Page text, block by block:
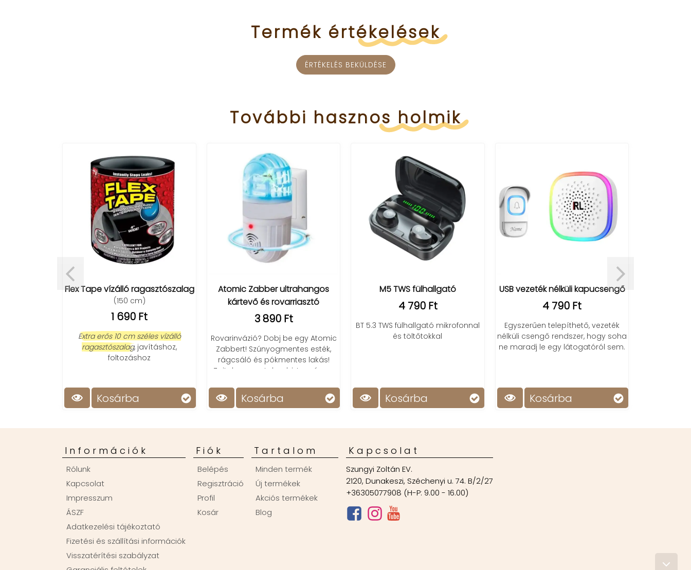
Termék értékelések
ÉRTÉKELÉS BEKÜLDÉSE
További hasznos holmik
Flex Tape vízálló ragasztószalag
(150 cm)
1 690 Ft
Extra erős 10 cm széles vízálló
ragasztószalag, javításhoz,
foltozáshoz
Kosárba
Atomic Zabber ultrahangos
kártevő és rovarriasztó
3 890 Ft
Rovarinvázió? Dobj be egy Atomic
Zabbert! Szúnyogmentes esték,
rágcsáló és pókmentes lakás!
️‍Zajtalan, szagtalan, biztonságos,
Kosárba
M5 TWS fülhallgató
4 790 Ft
BT 5.3 TWS fülhallgató mikrofonnal
és töltőtokkal
Kosárba
USB vezeték nélküli kapucsengő
4 790 Ft
Egyszerűen telepíthető, vezeték
nélküli csengő rendszer, hogy soha
ne maradj le egy látogatóról sem.
Kosárba
Információk
Rólunk
Kapcsolat
Impresszum
ÁSZF
Adatkezelési tájékoztató
Fizetési és szállítási információk
Visszatérítési szabályzat
Fiók
Belépés
Regisztráció
Profil
Kosár
Tartalom
Minden termék
Új termékek
Akciós termékek
Blog
Kapcsolat
Szungyi Zoltán EV.
2120, Dunakeszi, Széchenyi u. 74. B/2/27
+36305077908 (H-P: 9.00 - 16.00)